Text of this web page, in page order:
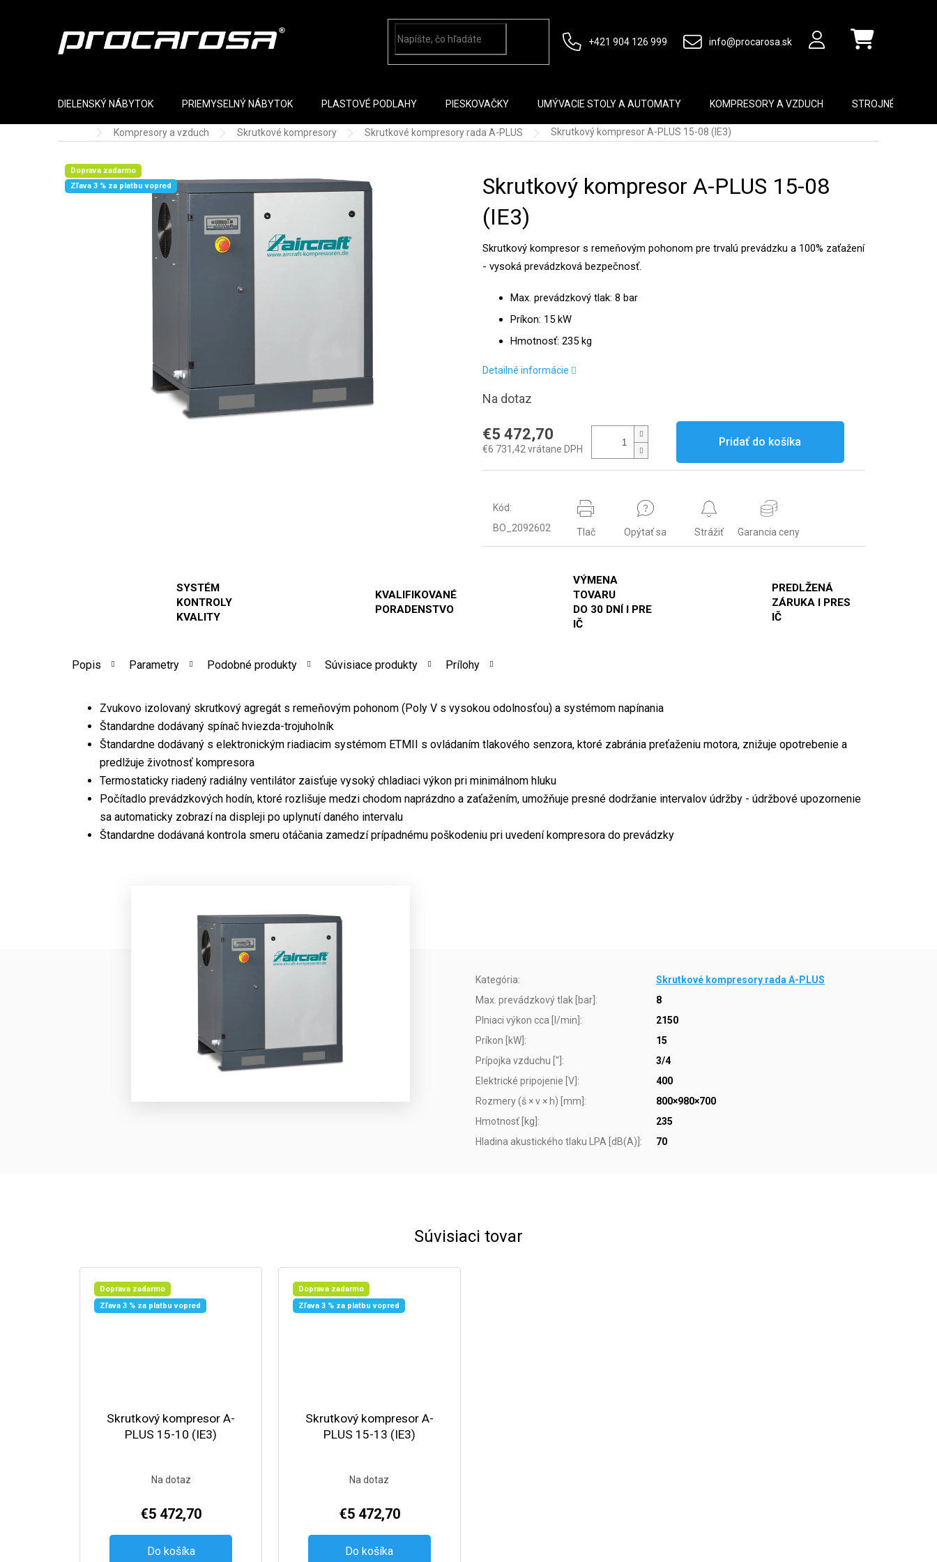
+421 904 126 999 info@procarosa.sk Nákupný košík
DIELENSKÝ NÁBYTOK PRIEMYSELNÝ NÁBYTOK PLASTOVÉ PODLAHY PIESKOVAČKY UMÝVACIE STOLY A AUTOMATY KOMPRESORY A VZDUCH STROJNÉ
Domov Kompresory a vzduch Skrutkové kompresory Skrutkové kompresory rada A-PLUS Skrutkový kompresor A-PLUS 15-08 (IE3)
Doprava zadarmo
Zľava 3 % za platbu vopred
Skrutkový kompresor A-PLUS 15-08
(IE3)
Skrutkový kompresor s remeňovým pohonom pre trvalú prevádzku a 100% zaťažení
- vysoká prevádzková bezpečnosť.
Max. prevádzkový tlak: 8 bar
Príkon: 15 kW
Hmotnosť: 235 kg
Detailné informácie
Na dotaz
€5 472,70
€6 731,42 vrátane DPH
Pridať do košíka
Kód:
BO_2092602
Tlač Opýtať sa Strážiť Garancia ceny
KVALIFIKOVANÉ
PORADENSTVO
VÝMENA
TOVARU
DO 30 DNÍ I PRE
IČ
PREDLŽENÁ
ZÁRUKA I PRES
IČ
SYSTÉM
KONTROLY
KVALITY
Popis Parametry Podobné produkty Súvisiace produkty Prílohy
Zvukovo izolovaný skrutkový agregát s remeňovým pohonom (Poly V s vysokou odolnosťou) a systémom napínania
Štandardne dodávaný spínač hviezda-trojuholník
Štandardne dodávaný s elektronickým riadiacim systémom ETMII s ovládaním tlakového senzora, ktoré zabránia preťaženiu motora, znižuje opotrebenie a
predlžuje životnosť kompresora
Termostaticky riadený radiálny ventilátor zaisťuje vysoký chladiaci výkon pri minimálnom hluku
Počítadlo prevádzkových hodín, ktoré rozlišuje medzi chodom naprázdno a zaťažením, umožňuje presné dodržanie intervalov údržby - údržbové upozornenie
sa automaticky zobrazí na displeji po uplynutí daného intervalu
Štandardne dodávaná kontrola smeru otáčania zamedzí prípadnému poškodeniu pri uvedení kompresora do prevádzky
Kategória:
Skrutkové kompresory rada A-PLUS
Max. prevádzkový tlak [bar] :
8
Plniaci výkon cca [l/min] :
2150
Príkon [kW] :
15
Prípojka vzduchu ["] :
3/4
Elektrické pripojenie [V] :
400
Rozmery (š × v × h) [mm] :
800×980×700
Hmotnosť [kg] :
235
Hladina akustického tlaku LPA [dB(A)] : 70
Súvisiaci tovar
Doprava zadarmo
Zľava 3 % za platbu vopred
Skrutkový kompresor A-
PLUS 15-10 (IE3)
Na dotaz
€5 472,70
Do košíka
Doprava zadarmo
Zľava 3 % za platbu vopred
Skrutkový kompresor A-
PLUS 15-13 (IE3)
Na dotaz
€5 472,70
Do košíka